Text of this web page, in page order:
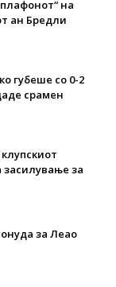
на
ан Бредли
губеше со 0-2
срамен
за
за Леао